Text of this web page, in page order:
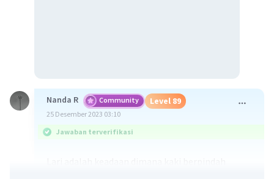
Nanda R Community Level 89
25 Desember 2023 03:10
Jawaban terverifikasi